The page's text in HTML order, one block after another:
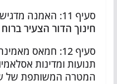
סעיף 11: האמנה מדגישה את החשיבות של
חינוך הדור הצעיר
סעיף 12: חמאס
תנועות ומדינות
המטרה המשותפת של